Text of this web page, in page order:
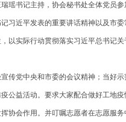
书记主持，协会秘书处全体党员参
习近平发表的重要讲话精神以及市委
以实际行动贯彻落实习近平总书记关
传党中央和市委的会议精神；当好示
公益活动。要求大家配合做好工地
协会作用。并叮嘱志愿者在志愿服